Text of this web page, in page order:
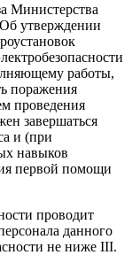
Министерства
утверждении
работы,
поражения
проведения
завершаться
и (при
навыков
первой помощи
проводит
данного
не ниже III.